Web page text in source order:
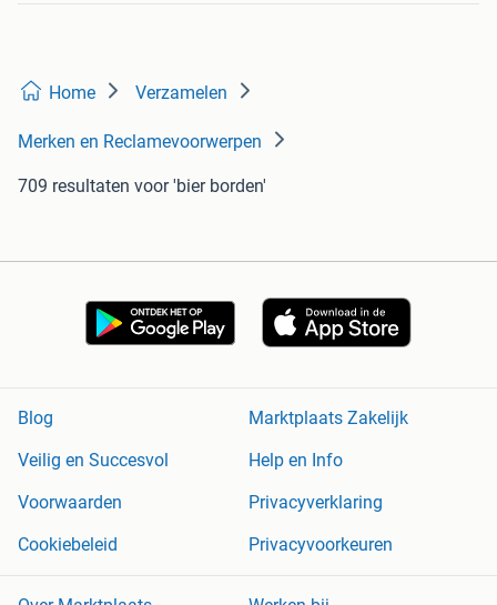
Home Verzamelen
Merken en Reclamevoorwerpen
709 resultaten voor 'bier borden'
Blog
Marktplaats Zakelijk
Veilig en Succesvol
Help en Info
Voorwaarden
Privacyverklaring
Cookiebeleid
Privacyvoorkeuren